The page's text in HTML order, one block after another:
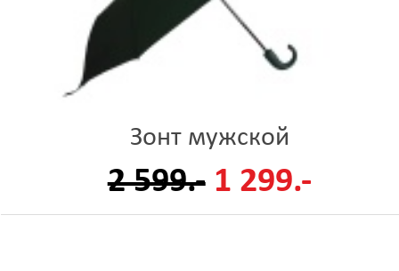
Зонт мужской
2 599.- 1 299.-